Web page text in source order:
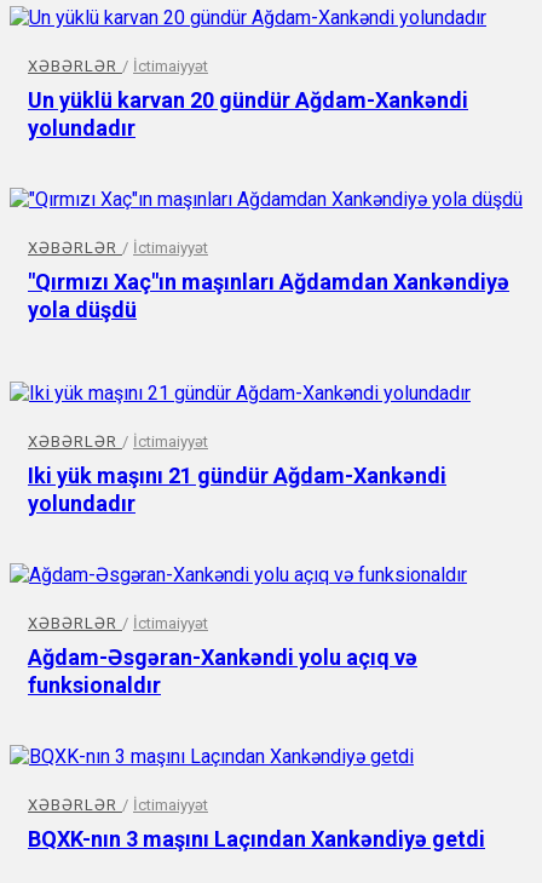
XƏBƏRLƏR / İctimaiyyət
Un yüklü karvan 20 gündür Ağdam-Xankəndi
yolundadır
XƏBƏRLƏR / İctimaiyyət
"Qırmızı Xaç"ın maşınları Ağdamdan Xankəndiyə
yola düşdü
XƏBƏRLƏR / İctimaiyyət
Iki yük maşını 21 gündür Ağdam-Xankəndi
yolundadır
XƏBƏRLƏR / İctimaiyyət
Ağdam-Əsgəran-Xankəndi yolu açıq və
funksionaldır
XƏBƏRLƏR / İctimaiyyət
BQXK-nın 3 maşını Laçından Xankəndiyə getdi